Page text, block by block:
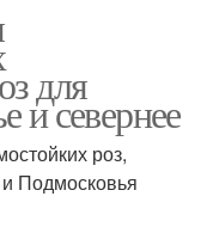
для
и севернее
роз,
Подмосковья